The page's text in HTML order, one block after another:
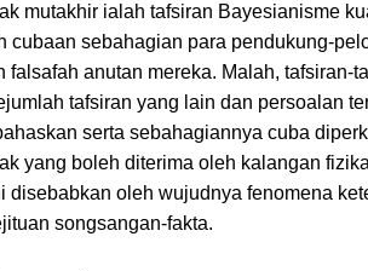
mutakhir ialah tafsiran Bayesianisme
cubaan sebahagian para pendukung-
falsafah anutan mereka. Malah, tafsiran-
tafsiran yang lain dan persoalan
serta sebahagiannya cuba
yang boleh diterima oleh kalangan
disebabkan oleh wujudnya fenomena
songsangan-fakta.